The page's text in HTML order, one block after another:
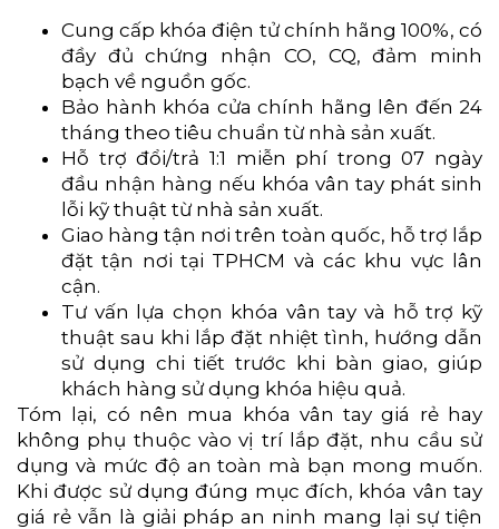
Cung cấp khóa điện tử chính hãng 100%, có
đầy đủ chứng nhận CO, CQ, đảm minh
bạch về nguồn gốc.
Bảo hành khóa cửa chính hãng lên đến 24
tháng theo tiêu chuẩn từ nhà sản xuất.
Hỗ trợ đổi/trả 1:1 miễn phí trong 07 ngày
đầu nhận hàng nếu khóa vân tay phát sinh
lỗi kỹ thuật từ nhà sản xuất.
Giao hàng tận nơi trên toàn quốc, hỗ trợ lắp
đặt tận nơi tại TPHCM và các khu vực lân
cận.
Tư vấn lựa chọn khóa vân tay và hỗ trợ kỹ
thuật sau khi lắp đặt nhiệt tình, hướng dẫn
sử dụng chi tiết trước khi bàn giao, giúp
khách hàng sử dụng khóa hiệu quả.
Tóm lại, có nên mua khóa vân tay giá rẻ hay
không phụ thuộc vào vị trí lắp đặt, nhu cầu sử
dụng và mức độ an toàn mà bạn mong muốn.
Khi được sử dụng đúng mục đích, khóa vân tay
giá rẻ vẫn là giải pháp an ninh mang lại sự tiện